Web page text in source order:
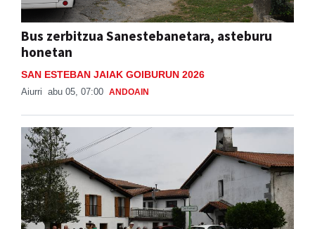
Bus zerbitzua Sanestebanetara, asteburu
honetan
SAN ESTEBAN JAIAK GOIBURUN 2026
Aiurri abu 05, 07:00 ANDOAIN